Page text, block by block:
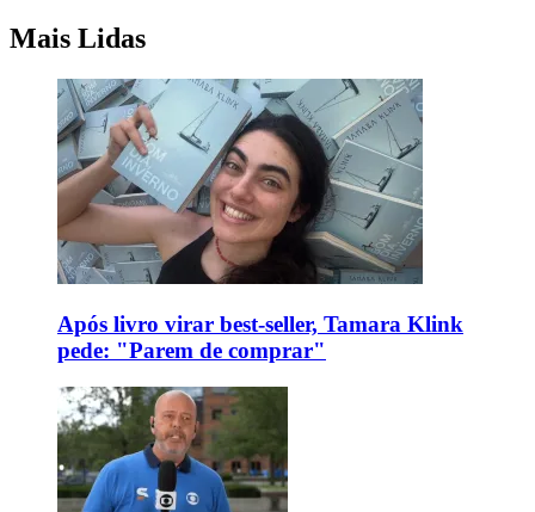
Mais Lidas
Após livro virar best-seller, Tamara Klink
pede: "Parem de comprar"